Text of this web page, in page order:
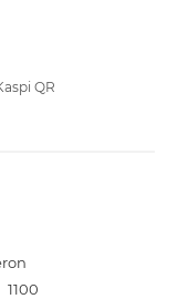
QR
1100